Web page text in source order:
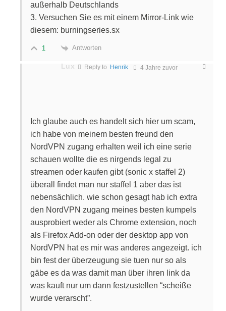
außerhalb Deutschlands
3. Versuchen Sie es mit einem Mirror-Link wie
diesem: burningseries.sx
1 Antworten
Lux Reply to Henrik 4 Jahre zuvor
Ich glaube auch es handelt sich hier um scam,
ich habe von meinem besten freund den
NordVPN zugang erhalten weil ich eine serie
schauen wollte die es nirgends legal zu
streamen oder kaufen gibt (sonic x staffel 2)
überall findet man nur staffel 1 aber das ist
nebensächlich. wie schon gesagt hab ich extra
den NordVPN zugang meines besten kumpels
ausprobiert weder als Chrome extension, noch
als Firefox Add-on oder der desktop app von
NordVPN hat es mir was anderes angezeigt. ich
bin fest der überzeugung sie tuen nur so als
gäbe es da was damit man über ihren link da
was kauft nur um dann festzustellen “scheiße
wurde verarscht”.